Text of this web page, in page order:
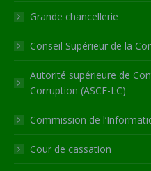
Grande chancellerie
Conseil Supérieur de la
Autorité supérieure de
Corruption (ASCE-LC)
Commission de
Cour de cassation